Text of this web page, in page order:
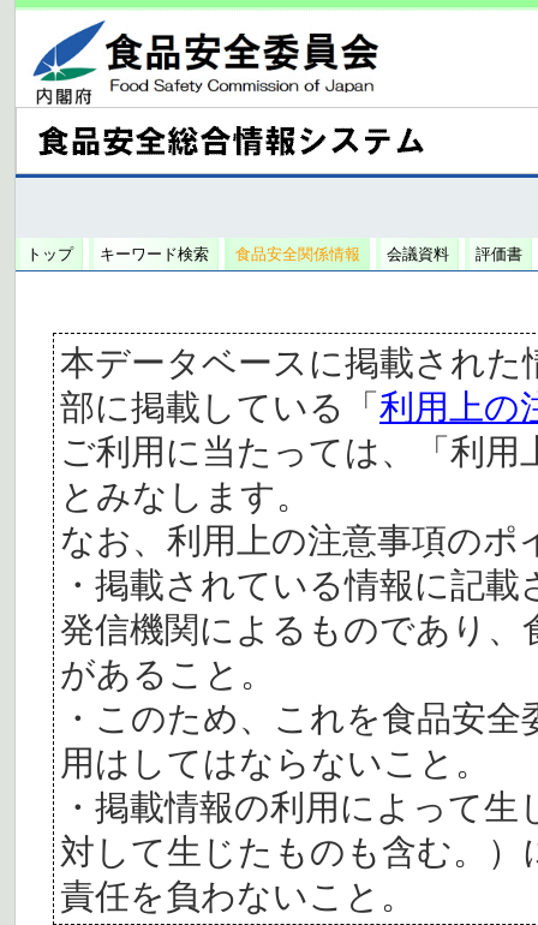
トップ キーワード検索 食品安全関係情報 会議資料 評価書
本データベースに掲載され
部に掲載している「利用上の
ご利用に当たっては、「利
とみなします。
なお、利用上の注意事項の
・掲載されている情報に記
発信機関によるものであり、
があること。
・このため、これを食品安
用はしてはならないこと。
・掲載情報の利用によって
対して生じたものも含む。
責任を負わないこと。